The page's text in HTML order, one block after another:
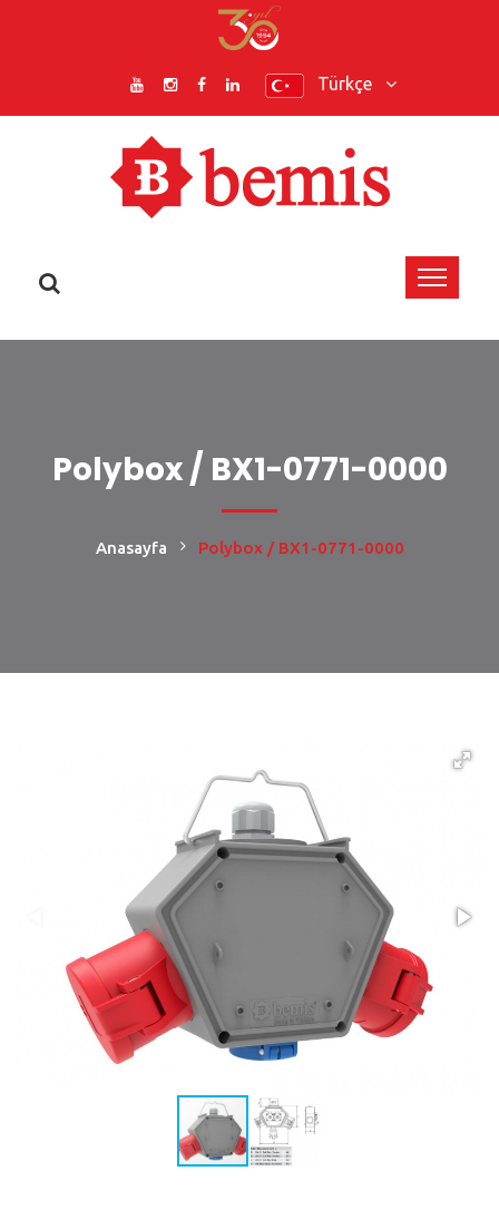
Türkçe
Polybox / BX1-0771-0000
Anasayfa Polybox / BX1-0771-0000